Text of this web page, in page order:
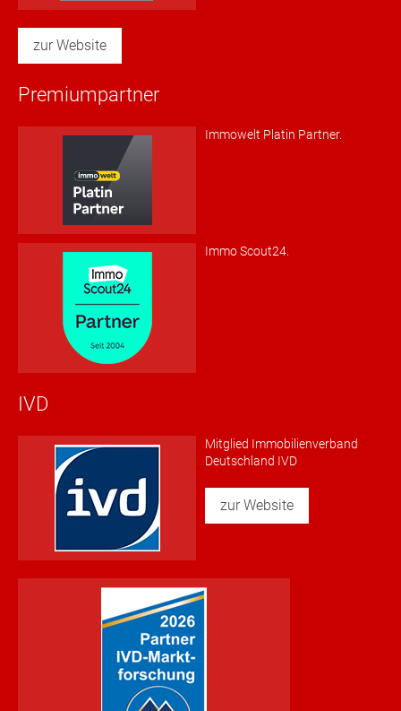
zur Website
Premiumpartner
Immowelt Platin Partner.
Immo Scout24.
IVD
Mitglied Immobilienverband
Deutschland IVD
zur Website